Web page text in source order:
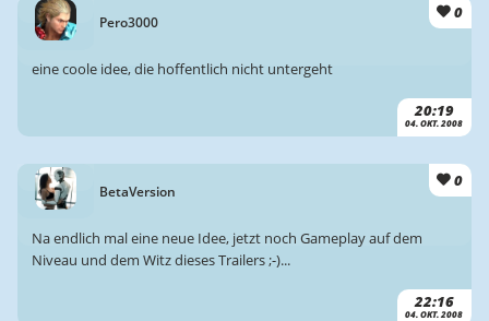
Pero3000
0
20:19
04. OKT. 2008
eine coole idee, die hoffentlich nicht untergeht
BetaVersion
0
22:16
04. OKT. 2008
Na endlich mal eine neue Idee, jetzt noch Gameplay auf dem
Niveau und dem Witz dieses Trailers ;-)...